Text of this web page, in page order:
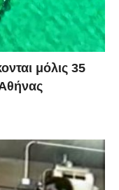
μόλις 35